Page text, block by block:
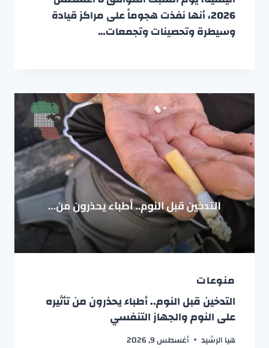
2026، أنها نفذت هجوماً على مراكز قيادة
وسيطرة وتحصينات وتجمعات…
منوعات
التدخين قبل النوم.. أطباء يحذرون من تأثيره
على النوم والجهاز التنفسي
هيا الرشيد أغسطس 9, 2026